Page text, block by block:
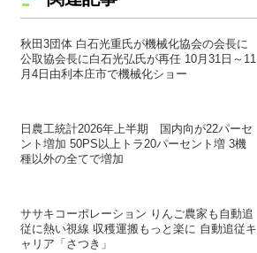
秋田3団体 白石光重氏が機械化協会の会長に
公取協会長に白石光弘氏が再任 10月31日～11
月4日由利本庄市で機械化ショー
日農工統計2026年上半期 国内向が22パーセ
ント増加 50PS以上トラ20パーセント増 3機
種以外の全てで増加
ササキコーポレーション りんご農家も自動追
従に熱い視線 収穫運搬もっと楽に 自動追従キ
ャリア「さつき」